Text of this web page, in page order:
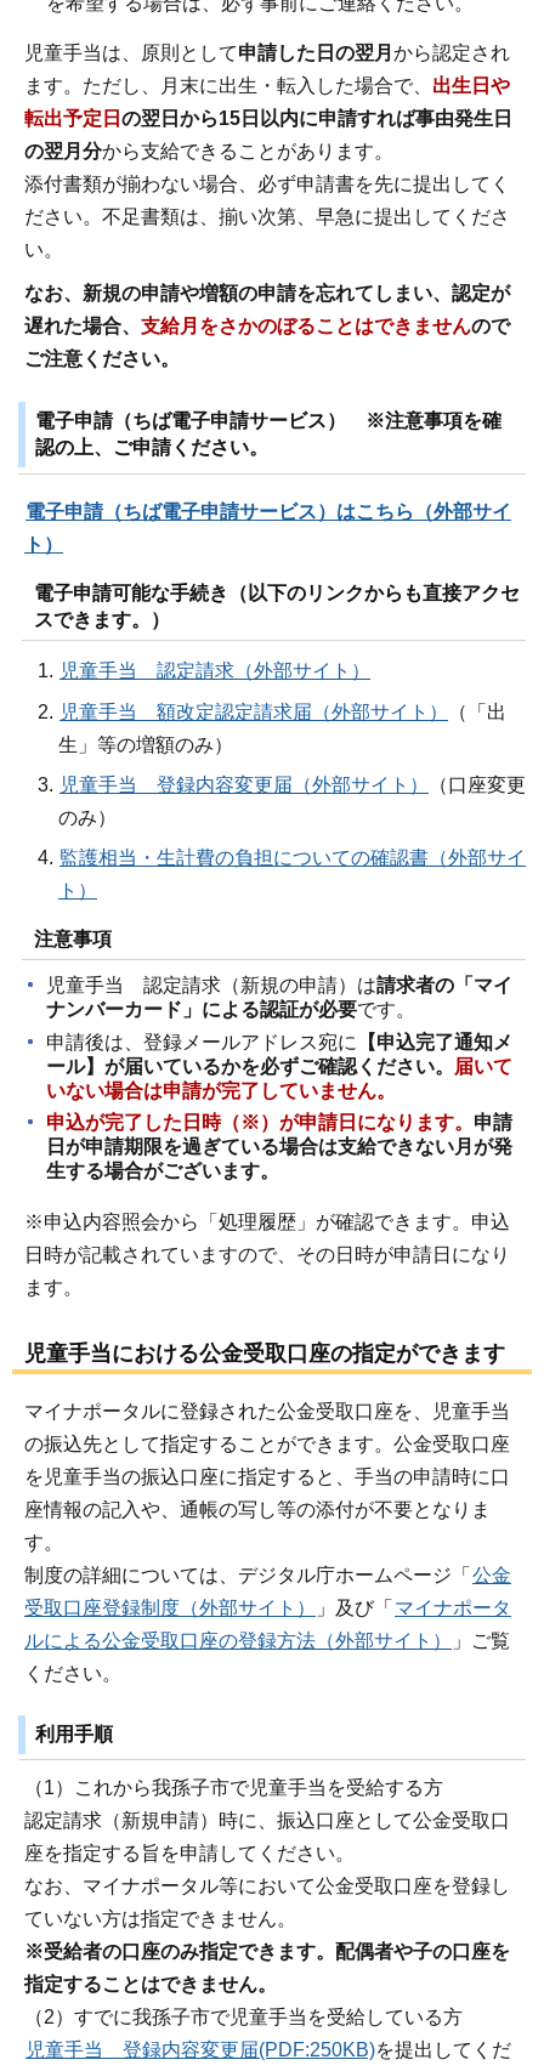
児童手当は、原則として申請した日の翌月 から認定され
ます。ただし、月末に出生・転入した場合で、 出生日や
転出予定日 の翌日から15日以内に申請すれば事由発生日
の翌月分から支給できることがあります。
添付書類が揃わない場合、必ず申請書を先に提出してく
ださい。不足書類は、揃い次第、早急に提出してくださ
い。
なお、新規の申請や増額の申請を忘れてしまい、認定が
遅れた場合、 支給月をさかのぼることはできませんので
ご注意ください。
電子申請（ちば電子申請サービス） ※注意事項を確
認の上、ご申請ください。
電子申請（ちば電子申請サービス）はこちら（外部サイ
ト）
電子申請可能な手続き（以下のリンクからも直接アクセ
スできます。）
児童手当 認定請求（外部サイト）
児童手当 額改定認定請求届（外部サイト）
（「出
生」等の増額のみ）
児童手当 登録内容変更届（外部サイト）
（口座変更
のみ）
監護相当・生計費の負担についての確認書（外部サイ
ト）
注意事項
児童手当 認定請求（新規の申請）は請求者の「マイ
ナンバーカード」による認証が必要です。
申請後は、登録メールアドレス宛に
【申込完了通知メ
ール】が届いているかを必ずご確認ください。
届いて
いない場合は申請が完了していません。
申込が完了した日時（※）が申請日になります。 申請
日が申請期限を過ぎている場合は支給できない月が発
生する場合がございます。
※申込内容照会から「処理履歴」が確認できます。申込
日時が記載されていますので、その日時が申請日になり
ます。
児童手当における公金受取口座の指定ができます
マイナポータルに登録された公金受取口座を、児童手当
の振込先として指定することができます。公金受取口座
を児童手当の振込口座に指定すると、手当の申請時に口
座情報の記入や、通帳の写し等の添付が不要となりま
す。
制度の詳細については、デジタル庁ホームページ「 公金
受取口座登録制度（外部サイト）
」及び「 マイナポータ
ルによる公金受取口座の登録方法（外部サイト）
」ご覧
ください。
利用手順
（1）これから我孫子市で児童手当を受給する方
認定請求（新規申請）時に、振込口座として公金受取口
座を指定する旨を申請してください。
なお、マイナポータル等において公金受取口座を登録し
ていない方は指定できません。
※受給者の口座のみ指定できます。配偶者や子の口座を
指定することはできません。
（2）すでに我孫子市で児童手当を受給している方
児童手当 登録内容変更届(PDF:250KB)を提出してくだ